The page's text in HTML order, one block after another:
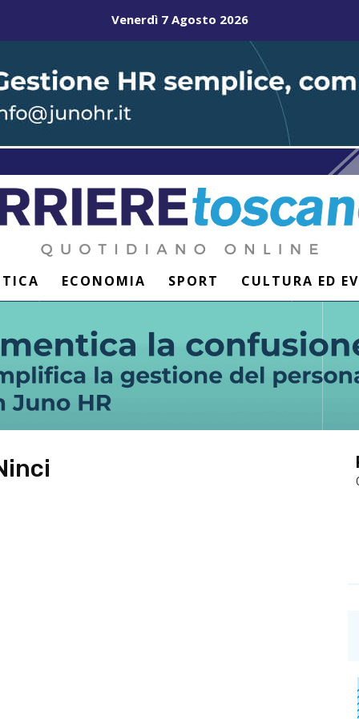
Venerdì 7 Agosto 2026
ECONOMIA SPORT CULTURA ED